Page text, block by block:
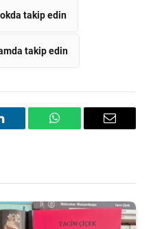
takip edin
takip edin
WhatsAppEmail